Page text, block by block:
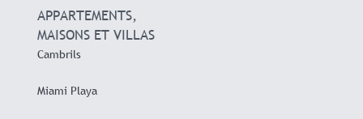
APPARTEMENTS,
MAISONS ET VILLAS
Cambrils
Miami Playa